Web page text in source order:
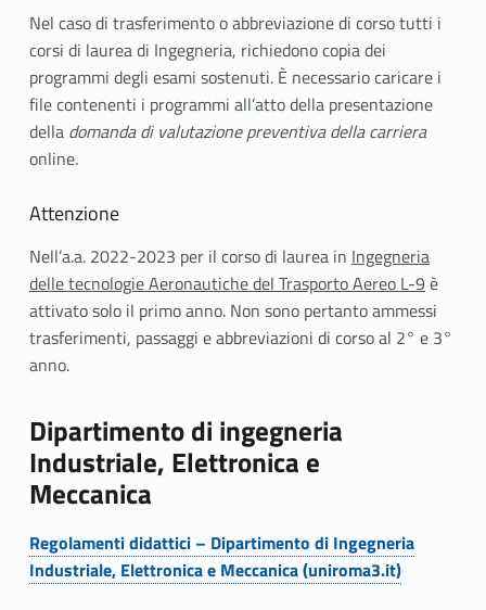
Nel caso di trasferimento o abbreviazione di corso tutti i
corsi di laurea di Ingegneria, richiedono copia dei
programmi degli esami sostenuti. È necessario caricare i
file contenenti i programmi all’atto della presentazione
della domanda di valutazione preventiva della carriera
online.
Attenzione
Nell’a.a. 2022-2023 per il corso di laurea in Ingegneria
delle tecnologie Aeronautiche del Trasporto Aereo L-9 è
attivato solo il primo anno. Non sono pertanto ammessi
trasferimenti, passaggi e abbreviazioni di corso al 2° e 3°
anno.
Dipartimento di ingegneria
Industriale, Elettronica e
Meccanica
Regolamenti didattici – Dipartimento di Ingegneria
Industriale, Elettronica e Meccanica (uniroma3.it)